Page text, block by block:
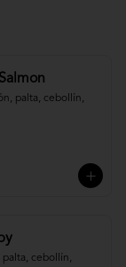
palta, cebollín,
palta, cebollín,